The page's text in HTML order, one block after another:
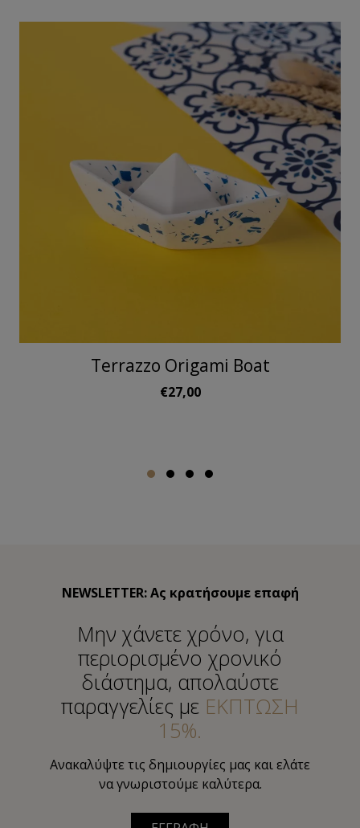
Terrazzo Origami Boat
€27,00
NEWSLETTER: Ας κρατήσουμε επαφή
Μην χάνετε χρόνο, για
περιορισμένο χρονικό
διάστημα, απολαύστε
παραγγελίες με ΕΚΠΤΩΣΗ
15%.
Ανακαλύψτε τις δημιουργίες μας και ελάτε
να γνωριστούμε καλύτερα.